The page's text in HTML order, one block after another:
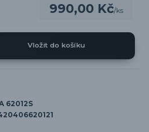
990,00 Kč/ks
Vložit do košíku
62012S